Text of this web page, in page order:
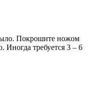
Покрошите ножом
Иногда требуется 3 – 6